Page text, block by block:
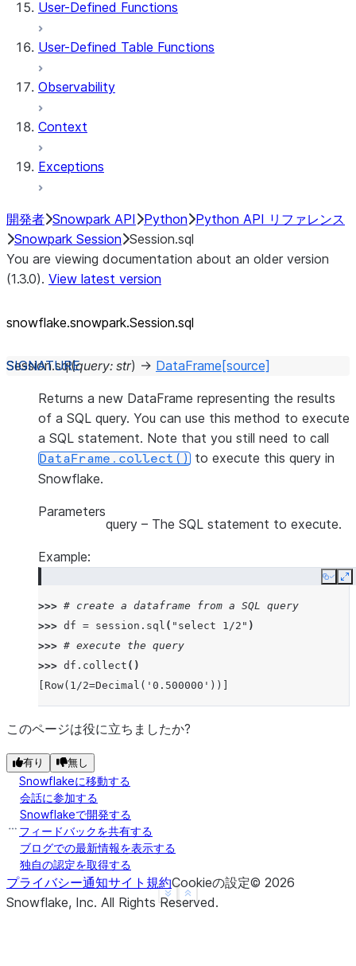
User-Defined Functions
User-Defined Table Functions
Observability
Context
Exceptions
開発者 Snowpark API Python Python API リファレンス
Snowpark Session Session.sql
You are viewing documentation about an older version
(1.3.0). View latest version
snowflake.snowpark.Session.sql
Session.sql(query: str) → DataFrame [source]
Returns a new DataFrame representing the results
of a SQL query. You can use this method to execute
a SQL statement. Note that you still need to call
DataFrame.collect() to execute this query in
Snowflake.
Parameters
query – The SQL statement to execute.
Example:
Copy
>>> # create a dataframe from a SQL query
>>> df = session . sql ( "select 1/2" )
>>> # execute the query
>>> df . collect ()
[Row(1/2=Decimal('0.500000'))]
Show less
See more
このページは役に立ちましたか?
有り 無し
Snowflakeに移動する
会話に参加する
Snowflakeで開発する
フィードバックを共有する
ブログでの最新情報を表示する
独自の認定を取得する
プライバシー通知サイト規約Cookieの設定© 2026
Snowflake, Inc. All Rights Reserved.